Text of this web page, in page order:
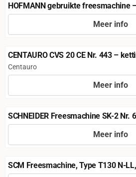
HOFMANN gebruikte freesmachine
toerentallen, Nr. 460
Meer info
CENTAURO CVS 20 CE Nr. 443 –
pneumatische steun
Merk:
Centauro
Meer info
SCHNEIDER Freesmachine SK-2 Nr.
pk
Meer info
SCM Freesmachine, Type T130 N-